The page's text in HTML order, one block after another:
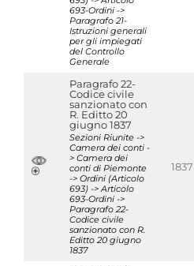
693-Ordini ->
Paragrafo 21-
Istruzioni generali
per gli impiegati
del Controllo
Generale
Paragrafo 22-
Codice civile
sanzionato con
R. Editto 20
giugno 1837
Sezioni Riunite ->
Camera dei conti -
> Camera dei
conti di Piemonte
-> Ordini (Articolo
693) -> Articolo
693-Ordini ->
Paragrafo 22-
Codice civile
sanzionato con R.
Editto 20 giugno
1837
1837